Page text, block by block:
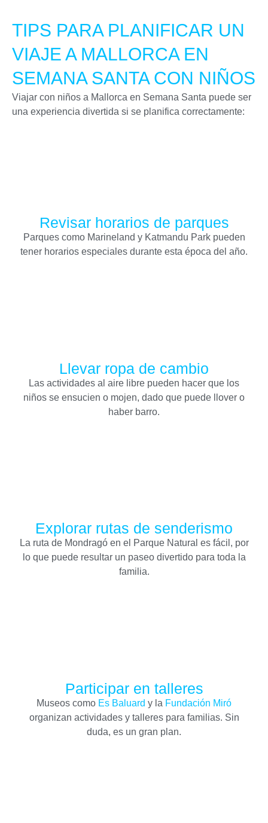
TIPS PARA PLANIFICAR UN
VIAJE A MALLORCA EN
SEMANA SANTA CON NIÑOS
Viajar con niños a Mallorca en Semana Santa puede ser
una experiencia divertida si se planifica correctamente:
Revisar horarios de parques
Parques como Marineland y Katmandu Park pueden
tener horarios especiales durante esta época del año.
Llevar ropa de cambio
Las actividades al aire libre pueden hacer que los
niños se ensucien o mojen, dado que puede llover o
haber barro.
Explorar rutas de senderismo
La ruta de Mondragó en el Parque Natural es fácil, por
lo que puede resultar un paseo divertido para toda la
familia.
Participar en talleres
Museos como Es Baluard y la Fundación Miró
organizan actividades y talleres para familias. Sin
duda, es un gran plan.